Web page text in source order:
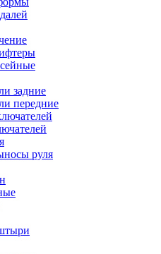
задние
передние
руля